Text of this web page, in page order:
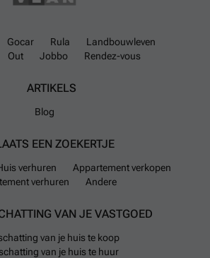
Gocar Rula
Landbouwleven
Out Jobbo Rendez-vous
ARTIKELS
Blog
EEN ZOEKERTJE
verhuren
Appartement verkopen
verhuren
Andere
VAN JE VASTGOED
van je huis te koop
van je huis te huur